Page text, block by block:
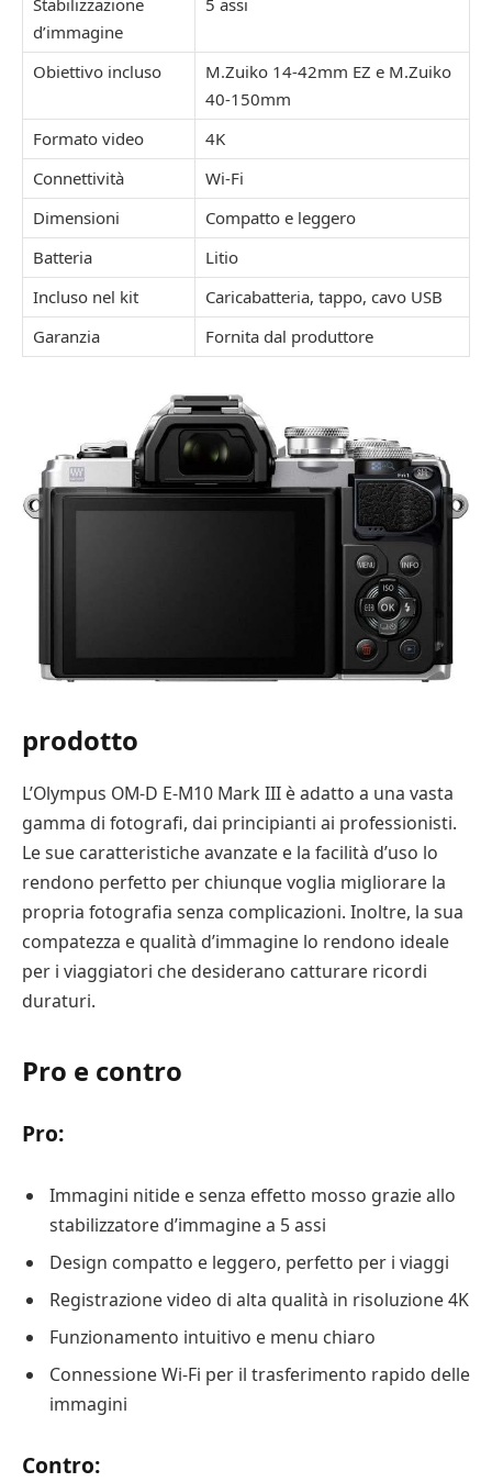
d’immagine
Obiettivo incluso
M.Zuiko 14-42mm EZ e M.Zuiko
40-150mm
Formato video
4K
Connettività
Wi-Fi
Dimensioni
Compatto e leggero
Batteria
Litio
Incluso nel kit
Caricabatteria, tappo, cavo USB
Garanzia
Fornita dal produttore
prodotto
L’Olympus OM-D E-M10 Mark III è adatto a una vasta
gamma di fotografi, dai principianti ai professionisti.
Le sue caratteristiche avanzate e la facilità d’uso lo
rendono perfetto per chiunque voglia migliorare la
propria fotografia senza complicazioni. Inoltre, la sua
compatezza e qualità d’immagine lo rendono ideale
per i viaggiatori che desiderano catturare ricordi
duraturi.
Pro e contro
Pro:
Immagini nitide e senza effetto mosso grazie allo
stabilizzatore d’immagine a 5 assi
Design compatto e leggero, perfetto per i viaggi
Registrazione video di alta qualità in risoluzione 4K
Funzionamento intuitivo e menu chiaro
Connessione Wi-Fi per il trasferimento rapido delle
immagini
Contro: